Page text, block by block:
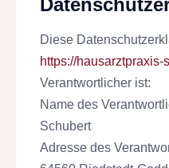
Diese
https://hausarztpraxis-
Verantwortlicher ist:
Name des
Schubert
Adresse des